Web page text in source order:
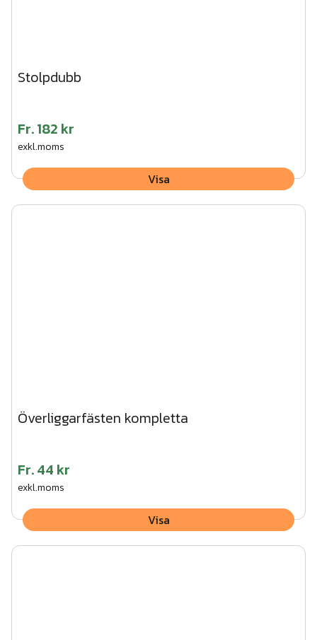
Stolpdubb
Fr.182 kr
exkl.moms
Visa
Överliggarfästen kompletta
Fr.44 kr
exkl.moms
Visa